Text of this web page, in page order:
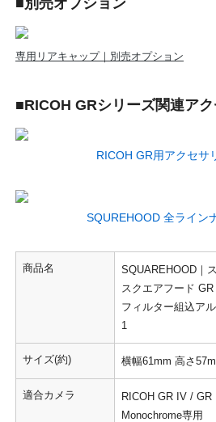
■別売オプション
専用リアキャップ｜別売オプション
■RICOH GRシリーズ関連ア
RICOH GR用アクセサ
SQUREHOOD 全ライン
商品名
SQUAREHOOD｜
スクエアフード
フィルター組込ア
1
サイズ(約) 横幅61mm 高さ
適合カメラ
RICOH GR IV /
Monochrome専用